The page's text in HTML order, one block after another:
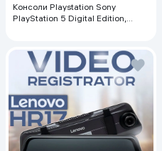
Консоли Playstation Sony
PlayStation 5 Digital Edition,